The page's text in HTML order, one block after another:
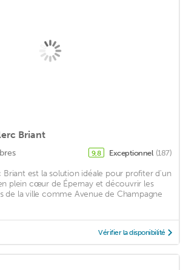
Briant
9,8 Exceptionnel (187)
Briant est la solution idéale pour profiter d'un
plein cœur de Épernay et découvrir les
de la ville comme Avenue de Champagne
Vérifier la disponibilité